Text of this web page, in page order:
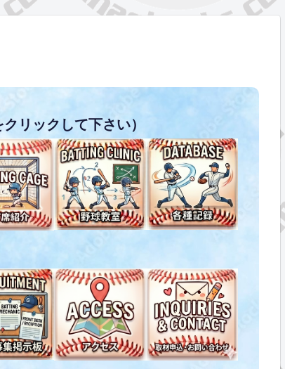
リックして下さい）